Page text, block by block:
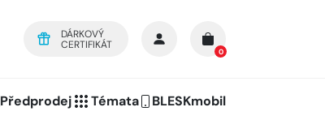
DÁRKOVÝ
CERTIFIKÁT
0
Předprodej Témata BLESKmobil